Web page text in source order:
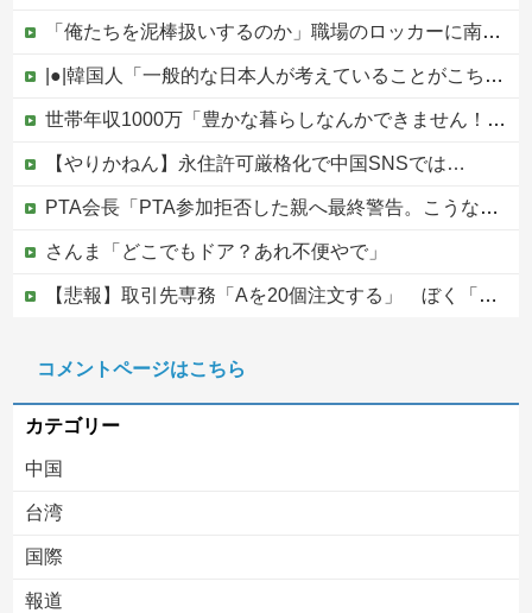
「俺たちを泥棒扱いするのか」職場のロッカーに南京錠をつけた女性、海外の判定は…
|●|韓国人「一般的な日本人が考えていることがこちら…」→「えっ？？？？？？？？？？？？？？？？？？？？？」＝韓国の反応
世帯年収1000万「豊かな暮らしなんかできません！！！」他
【やりかねん】永住許可厳格化で中国SNSでは…
PTA会長「PTA参加拒否した親へ最終警告。こうなってもいい？」
さんま「どこでもドア？あれ不便やで」
【悲報】取引先専務「Aを20個注文する」 ぼく「いつも1～2個しか使わないけど本当に20であってる？」 取専「あってる」→結果『こう』なったんだがコレワイが悪いんか？？？？？？？？
中国、三峡ダムが全開放流。長江流域で深刻な洪水被害
コメントページはこちら
カテゴリー
中国
台湾
国際
報道